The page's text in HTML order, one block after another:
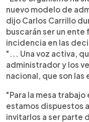
nuevo modelo de
dijo Carlos Carrillo
buscarán ser un
incidencia en las
"... Una voz activa,
administrador y los
nacional, que son
"Para la mesa
estamos dispuestos
invitarlos a ser parte